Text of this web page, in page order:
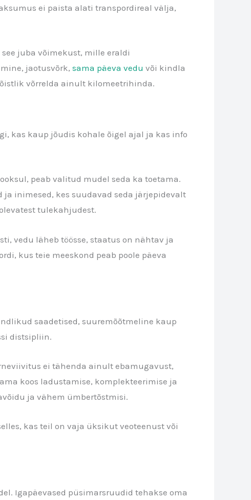
ei paista alati transpordireal välja,
juba võimekust, mille eraldi
jaotusvõrk, sama päeva vedu või kindla
võrrelda ainult kilomeetrihinda.
kas kaup jõudis kohale õigel ajal ja kas info
peab valitud mudel seda ka toetama.
inimesed, kes suudavad seda järjepidevalt
tulekahjudest.
vedu läheb töösse, staatus on nähtav ja
kus teie meeskond peab poole päeva
saadetised, suuremõõtmeline kaup
distsipliin.
ei tähenda ainult ebamugavust,
koos ladustamise, komplekteerimise ja
ja vähem ümbertõstmisi.
kas teil on vaja üksikut veoteenust või
Igapäevased püsimarsruudid tehakse oma